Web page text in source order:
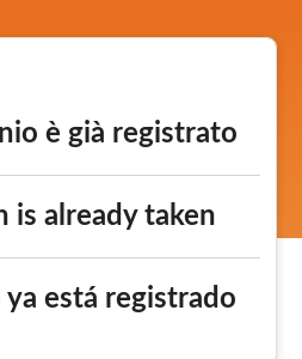
è già registrato
is already taken
ya está registrado